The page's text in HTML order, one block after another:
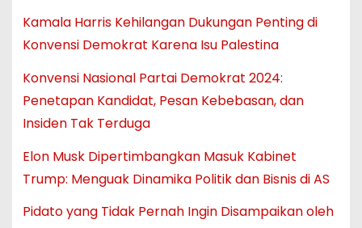
Kamala Harris Kehilangan Dukungan Penting di
Konvensi Demokrat Karena Isu Palestina
Konvensi Nasional Partai Demokrat 2024:
Penetapan Kandidat, Pesan Kebebasan, dan
Insiden Tak Terduga
Elon Musk Dipertimbangkan Masuk Kabinet
Trump: Menguak Dinamika Politik dan Bisnis di AS
Pidato yang Tidak Pernah Ingin Disampaikan oleh